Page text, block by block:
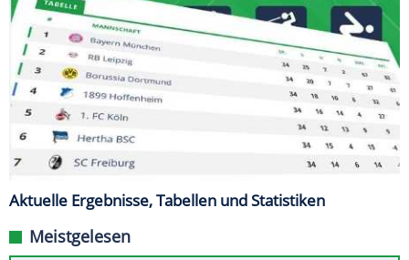
Aktuelle Ergebnisse, Tabellen und Statistiken
Meistgelesen